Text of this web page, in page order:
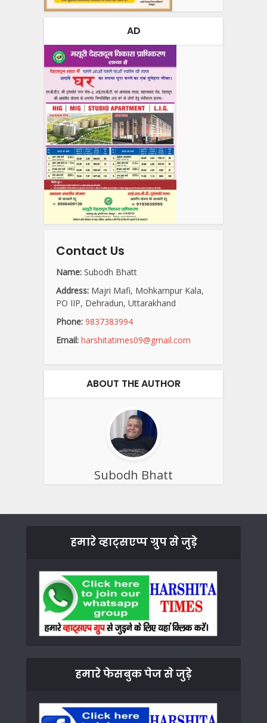
AD
Contact Us
Name: Subodh Bhatt
Address: Majri Mafi, Mohkampur Kala,
PO IIP, Dehradun, Uttarakhand
Phone: 9837383994
Email: harshitatimes09@gmail.com
ABOUT THE AUTHOR
Subodh Bhatt
हमारे व्हाट्सएप्प ग्रुप से जुड़े
हमारे फेसबुक पेज से जुड़े